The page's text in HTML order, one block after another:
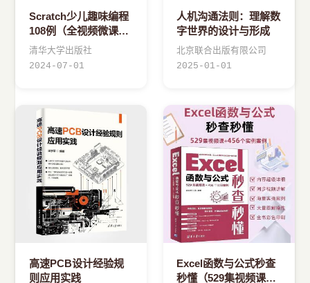
Scratch少儿趣味编程
108例（全视频微课
版）
清华大学出版社
2024-07-01
人机沟通法则：理解数
字世界的设计与形成
北京联合出版有限公司
2025-01-01
高速PCB设计经验规
则应用实践
Excel函数与公式秒查
秒懂（529集视频课